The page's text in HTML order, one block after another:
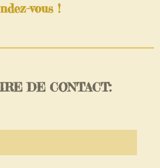
vous !
DE CONTACT: